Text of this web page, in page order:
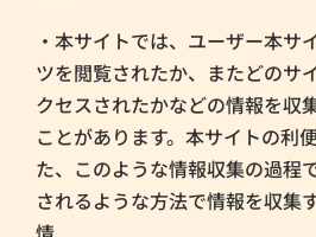
・本サイトでは、ユーザー本サ
ツを閲覧されたか、またどのサ
クセスされたかなどの情報を収
ことがあります。本サイトの利
た、このような情報収集の過程
されるような方法で情報を収集